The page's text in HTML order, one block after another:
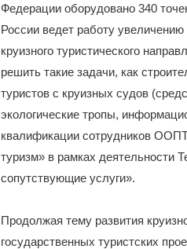
Федерации оборудовано 340
России ведет работу
круизного туристического
решить такие задачи, как
туристов с круизных судов
экологические тропы,
квалификации сотрудников
туризм» в рамках деятельности
сопутствующие услуги».
Продолжая тему развития
государственных туристских